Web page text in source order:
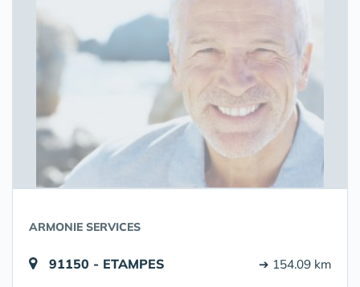
ARMONIE SERVICES
91150 - ETAMPES ➔ 154.09 km